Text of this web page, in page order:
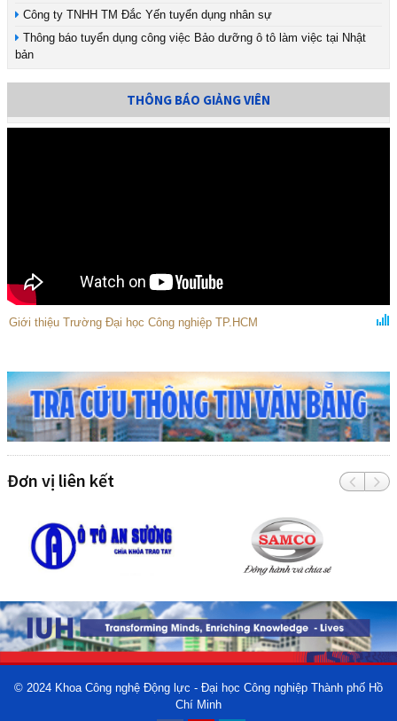
Công ty TNHH TM Đắc Yến tuyển dụng nhân sự
Thông báo tuyển dụng công việc Bảo dưỡng ô tô làm việc tại Nhật
bản
THÔNG BÁO GIẢNG VIÊN
Giới thiệu Trường Đại học Công nghiệp TP.HCM
Đơn vị liên kết
© 2024 Khoa Công nghệ Động lực - Đại học Công nghiệp Thành phố Hồ
Chí Minh